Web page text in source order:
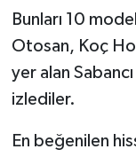
Bunları 10
Otosan, Koç
yer alan
izlediler.
En beğenilen